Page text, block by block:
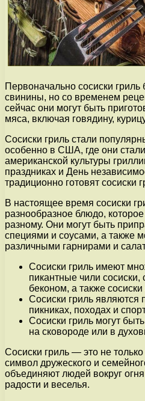
Первоначально сосиски
свинины, но со временем
сейчас они могут быть
мяса, включая говядину,
Сосиски гриль стали
особенно в США, где они
американской культуры
праздниках и День
традиционно готовят сосиски
В настоящее время сосиски
разнообразное блюдо,
разному. Они могут быть
специями и соусами, а также
различными гарнирами и
Сосиски гриль имеют
пикантные чили сосиски,
беконом, а также
Сосиски гриль
пикниках, походах и
Сосиски гриль могут
на сковороде или в
Сосиски гриль — это не
символ дружеского и
объединяют людей вокруг
радости и веселья.